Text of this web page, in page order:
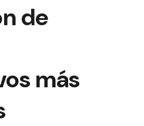
de
más